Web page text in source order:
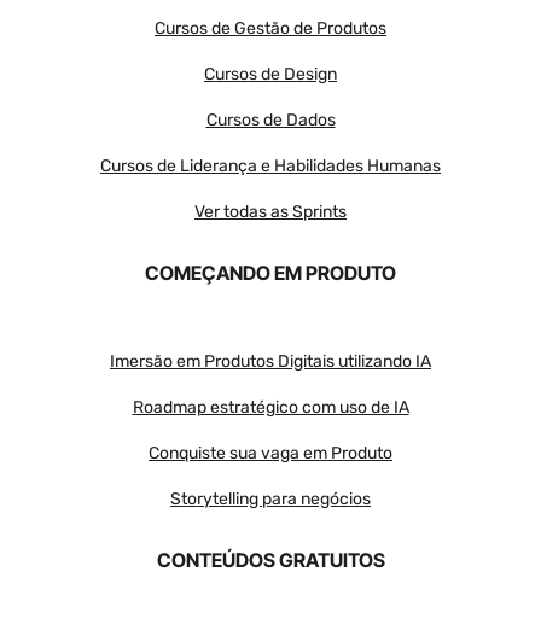
Cursos de Gestão de Produtos
Cursos de Design
Cursos de Dados
Cursos de Liderança e Habilidades Humanas
Ver todas as Sprints
COMEÇANDO EM PRODUTO
Imersão em Produtos Digitais utilizando IA
Roadmap estratégico com uso de IA
Conquiste sua vaga em Produto
Storytelling para negócios
CONTEÚDOS GRATUITOS